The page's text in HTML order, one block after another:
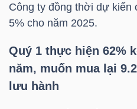
Công ty đồng thời dự kiến
5% cho năm 2025.
Quý 1 thực hiện 62%
năm, muốn mua lại
lưu hành
NGHIỆP
CỔ
PHIẾU